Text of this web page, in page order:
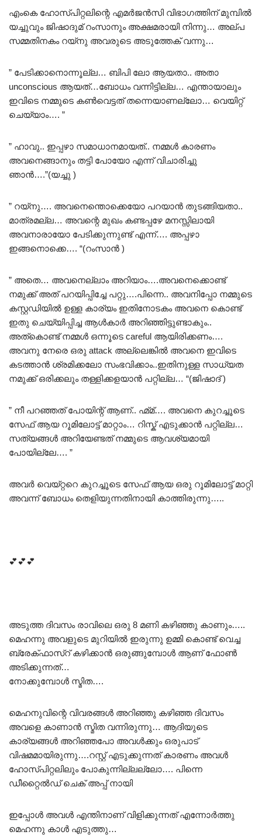
എംകെ ഹോസ്പിറ്റലിന്റെ എമർജൻസി വിഭാഗത്തിന് മുമ്പിൽ
യച്ചുവും ജിഷാദുമ് റംസാനും അക്ഷമരായി നിന്നു… അല്പ
സമ്മതിനകം റയ്നു അവരുടെ അടുത്തേക് വന്നു…
” പേടിക്കാനൊന്നൂല്ല… ബിപി ലോ ആയതാ.. അതാ
unconscious ആയത്…ബോധം വന്നിട്ടില്ല… എന്തായാലും
ഇവിടെ നമ്മുടെ കൺവെട്ടത് തന്നെയാണല്ലോ… വെയിറ്റ്
ചെയ്യാം…. ”
” ഹാവു.. ഇപ്പഴാ സമാധാനമായത്.. നമ്മൾ കാരണം
അവനെങ്ങാനും തട്ടി പോയോ എന്ന് വിചാരിച്ചു
ഞാൻ….”(യച്ചു )
” റയ്നു…. അവനെന്തൊക്കെയോ പറയാൻ തുടങ്ങിയതാ..
മാത്രമല്ല… അവന്റെ മുഖം കണ്ടപ്പഴേ മനസ്സിലായി
അവനാരായോ പേടിക്കുന്നുണ്ട് എന്ന്…. അപ്പഴാ
ഇങ്ങനൊക്കെ…. “(റംസാൻ )
” അതെ… അവനെല്ലാം അറിയാം….അവനെക്കൊണ്ട്
നമുക്ക് അത്‌ പറയിപ്പിച്ചേ പറ്റു….പിന്നെ.. അവനിപ്പോ നമ്മുടെ
കസ്റ്റഡിയിൽ ഉള്ള കാര്യം ഇതിനോടകം അവനെ കൊണ്ട്
ഇതു ചെയ്യിപ്പിച്ച ആൾകാർ അറിഞ്ഞിട്ടുണ്ടാകും..
അത്കൊണ്ട് നമ്മൾ ഒന്നൂടെ careful ആയിരിക്കണം….
അവനു നേരെ ഒരു attack അല്ലെങ്കിൽ അവനെ ഇവിടെ
കടത്താൻ ശ്രമിക്കലോ സംഭവിക്കാം..ഇതിനുള്ള സാധ്യത
നമുക്ക് ഒരിക്കലും തള്ളിക്കളയാൻ പറ്റില്ല… “(ജിഷാദ് )
” നീ പറഞ്ഞത് പോയിന്റ് ആണ്.. ഹ്മ്മ്…. അവനെ കുറച്ചൂടെ
സേഫ് ആയ റൂമിലോട്ട് മാറ്റാം… റിസ്ക് എടുക്കാൻ പറ്റില്ല…
സത്യങ്ങൾ അറിയേണ്ടത് നമ്മുടെ ആവശ്യമായി
പോയില്ലേ…. ”
അവർ വെയ്റ്ററെ കുറച്ചൂടെ സേഫ് ആയ ഒരു റൂമിലോട്ട് മാറ്റി
അവന്ന് ബോധം തെളിയുന്നതിനായി കാത്തിരുന്നു…..
💕💕💕
അടുത്ത ദിവസം രാവിലെ ഒരു 8 മണി കഴിഞ്ഞു കാണും…..
മെഹന്നു അവളുടെ മുറിയിൽ ഇരുന്നു ഉമ്മി കൊണ്ട് വെച്ച
ബ്രേക്ഫാസ്റ് കഴിക്കാൻ ഒരുങ്ങുമ്പോൾ ആണ് ഫോൺ
അടിക്കുന്നത്…
നോക്കുമ്പോൾ സ്മിത….
മെഹനുവിന്റെ വിവരങ്ങൾ അറിഞ്ഞു കഴിഞ്ഞ ദിവസം
അവളെ കാണാൻ സ്മിത വന്നിരുന്നു… ആദിയുടെ
കാര്യങ്ങൾ അറിഞ്ഞപോ അവൾക്കും ഒരുപാട്
വിഷമമായിരുന്നു….റസ്റ്റ്‌ എടുക്കുന്നത് കാരണം അവൾ
ഹോസ്പിറ്റലിലും പോകുന്നില്ലല്ലോ…. പിന്നെ
ഡീറ്റൈൽഡ് ചെക് അപ്പ്‌ നായി
ഇപ്പോൾ അവൾ എന്തിനാണ് വിളിക്കുന്നത് എന്നോർത്തു
മെഹന്നു കാൾ എടുത്തു…